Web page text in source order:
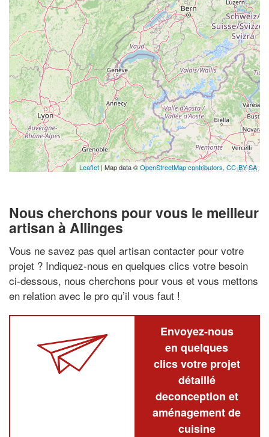
Leaflet | Map data ©OpenStreetMap contributors, CC-BY-SA
Nous cherchons pour vous le meilleur
artisan à Allinges
Vous ne savez pas quel artisan contacter pour votre
projet ? Indiquez-nous en quelques clics votre besoin
ci-dessous, nous cherchons pour vous et vous mettons
en relation avec le pro qu’il vous faut !
Envoyez-nous
en quelques
clics votre projet
détaillé
deconception et
aménagement de
cuisine